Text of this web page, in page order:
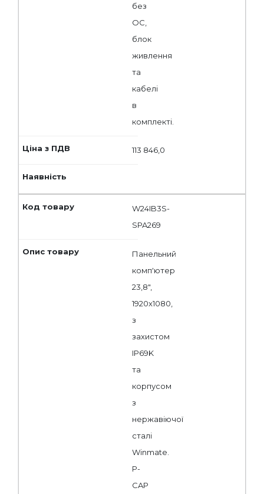
без
ОС,
блок
живлення
та
кабелі
в
комплекті.
113 846,0
W24IB3S-
SPA269
Панельний
комп'ютер
23,8",
1920x1080,
з
захистом
IP69K
та
корпусом
з
нержавіючої
сталі
Winmate.
P-
CAP